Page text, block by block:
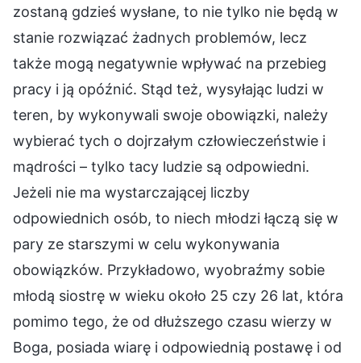
zostaną gdzieś wysłane, to nie tylko nie będą w
stanie rozwiązać żadnych problemów, lecz
także mogą negatywnie wpływać na przebieg
pracy i ją opóźnić. Stąd też, wysyłając ludzi w
teren, by wykonywali swoje obowiązki, należy
wybierać tych o dojrzałym człowieczeństwie i
mądrości – tylko tacy ludzie są odpowiedni.
Jeżeli nie ma wystarczającej liczby
odpowiednich osób, to niech młodzi łączą się w
pary ze starszymi w celu wykonywania
obowiązków. Przykładowo, wyobraźmy sobie
młodą siostrę w wieku około 25 czy 26 lat, która
pomimo tego, że od dłuższego czasu wierzy w
Boga, posiada wiarę i odpowiednią postawę i od